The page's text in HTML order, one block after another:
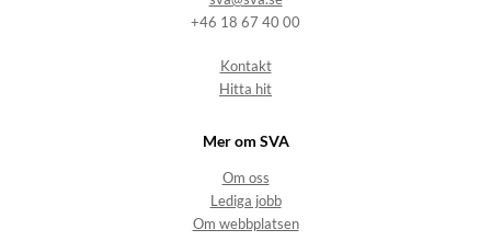
+46 18 67 40 00
Kontakt
Hitta hit
Mer om SVA
Om oss
Lediga jobb
Om webbplatsen